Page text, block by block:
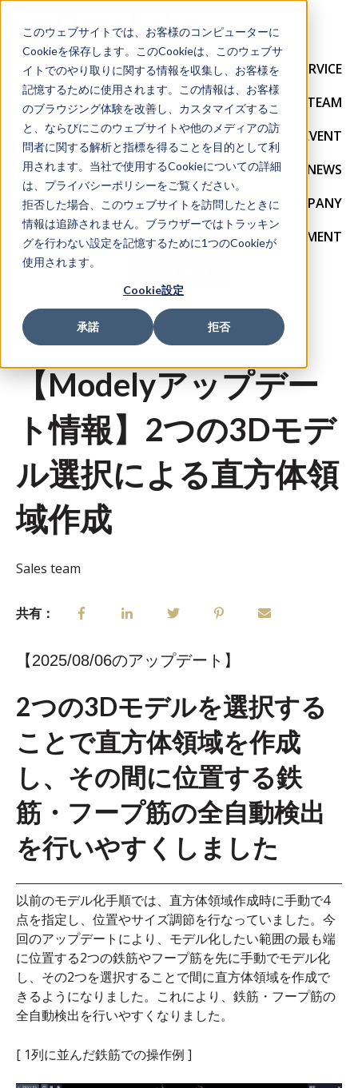
このウェブサイトでは、お客様のコンピューターに
Cookieを保存します。このCookieは、このウェブサ
イトでのやり取りに関する情報を収集し、お客様を
記憶するために使用されます。この情報は、お客様
のブラウジング体験を改善し、カスタマイズするこ
と、ならびにこのウェブサイトや他のメディアの訪
問者に関する解析と指標を得ることを目的として利
用されます。当社で使用するCookieについての詳細
は、プライバシーポリシーをご覧ください。
拒否した場合、このウェブサイトを訪問したときに
情報は追跡されません。ブラウザーではトラッキン
グを行わない設定を記憶するために1つのCookieが
使用されます。
Cookie設定
承諾 拒否
SERVICE
TEAM
EVENT
NEWS
COMPANY
RECRUITMENT
2025/08/19 16:46:27
【Modelyアップデー
ト情報】2つの3Dモデ
ル選択による直方体領
域作成
Sales team
共有：
【2025/08/06のアップデート】
2つの3Dモデルを選択する
ことで直方体領域を作成
し、その間に位置する鉄
筋・フープ筋の全自動検出
を行いやすくしました
以前のモデル化手順では、直方体領域作成時に手動で4
点を指定し、位置やサイズ調節を行なっていました。今
回のアップデートにより、モデル化したい範囲の最も端
に位置する2つの鉄筋やフープ筋を先に手動でモデル化
し、その2つを選択することで間に直方体領域を作成で
きるようになりました。これにより、鉄筋・フープ筋の
全自動検出を行いやすくなりました。
[ 1列に並んだ鉄筋での操作例 ]